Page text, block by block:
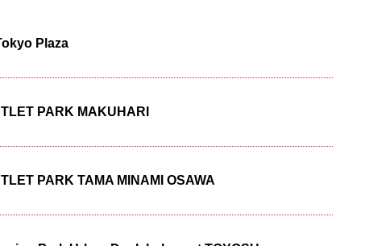
Plaza
PARK MAKUHARI
PARK TAMA MINAMI OSAWA